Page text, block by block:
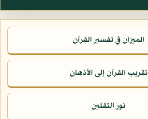
الميزان في تفسير القرآن
تقريب القرآن إلى الأذهان
نور الثقلين